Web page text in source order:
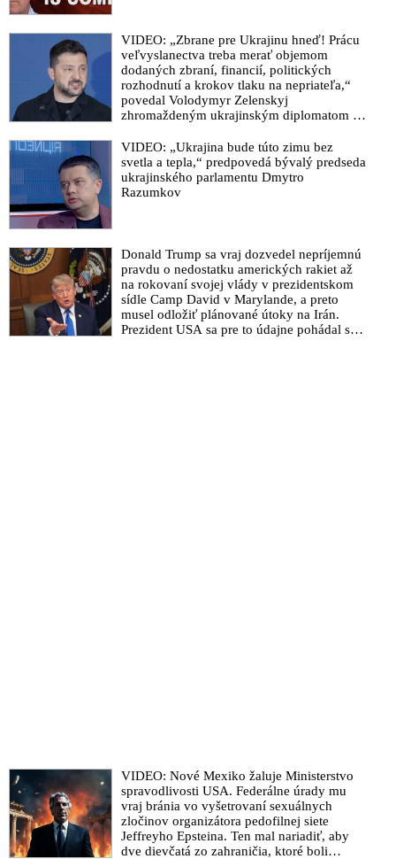
VIDEO: „Zbrane pre Ukrajinu hneď! Prácu
veľvyslanectva treba merať objemom
dodaných zbraní, financií, politických
rozhodnutí a krokov tlaku na nepriateľa,“
povedal Volodymyr Zelenskyj
zhromaždeným ukrajinským diplomatom v
že USA Ukrajine nedodajú protiraketové
systémy Patriot
VIDEO: „Ukrajina bude túto zimu bez
svetla a tepla,“ predpovedá bývalý predseda
ukrajinského parlamentu Dmytro
Razumkov
Donald Trump sa vraj dozvedel nepríjemnú
pravdu o nedostatku amerických rakiet až
na rokovaní svojej vlády v prezidentskom
sídle Camp David v Marylande, a preto
musel odložiť plánované útoky na Irán.
Prezident USA sa pre to údajne pohádal so
VIDEO: Nové Mexiko žaluje Ministerstvo
spravodlivosti USA. Federálne úrady mu
vraj bránia vo vyšetrovaní sexuálnych
zločinov organizátora pedofilnej siete
Jeffreyho Epsteina. Ten mal nariadiť, aby
dve dievčatá zo zahraničia, ktoré boli